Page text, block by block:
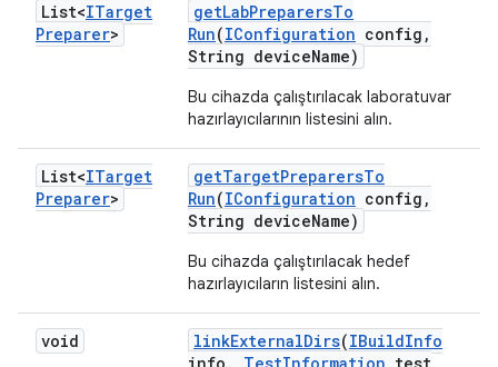
List<ITarget
Preparer>
getLabPreparersTo
Run(IConfiguration config ,
String deviceName)
Bu cihazda çalıştırılacak laboratuvar
hazırlayıcılarının listesini alın.
List<ITarget
Preparer>
getTargetPreparersTo
Run(IConfiguration config ,
String deviceName)
Bu cihazda çalıştırılacak hedef
hazırlayıcıların listesini alın.
void linkExternalDirs(IBuildInfo